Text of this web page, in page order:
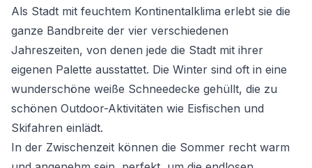
Als Stadt mit feuchtem Kontinentalklima erlebt sie die
ganze Bandbreite der vier verschiedenen
Jahreszeiten, von denen jede die Stadt mit ihrer
eigenen Palette ausstattet. Die Winter sind oft in eine
wunderschöne weiße Schneedecke gehüllt, die zu
schönen Outdoor-Aktivitäten wie Eisfischen und
Skifahren einlädt.
In der Zwischenzeit können die Sommer recht warm